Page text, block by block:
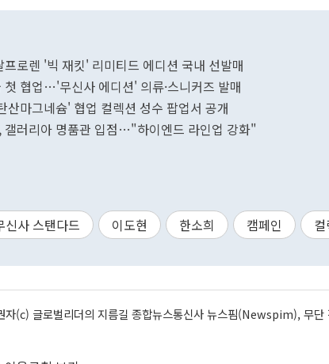
프로렌 '빅 재킷' 리미티드 에디션 국내 선발매
첫 협업…'무신사 에디션' 의류·스니커즈 발매
산마그네슘' 협업 컬렉션 성수 팝업서 공개
갤러리아 명품관 입점…"하이엔드 라인업 강화"
신사 스탠다드 이도현 한소희 캠페인
자(c) 글로벌리더의 지름길 종합뉴스통신사 뉴스핌(Newspim), 무단